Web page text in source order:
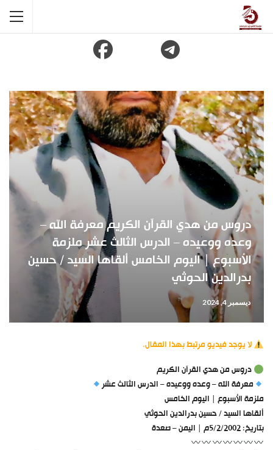
دروس من هدي القرآن الكريم معرفة الله –
وعده ووعيده – الدرس الثالث عشر ملزمة
الأسبوع | اليوم الخامس ألقاها السيد / حسين
بدرالدين الحوثي
ديسمبر 4, 2024
لا يوجد فيديو مرتبط بهذا المقال.
دروس من هدي القرآن الكريم
معرفة الله – وعده ووعيده – الدرس الثالث عشر
ملزمة الأسبوع | اليوم الخامس
ألقاها السيد / حسين بدرالدين الحوثي
بتاريخ: 5/2/2002م | اليمن – صعدة